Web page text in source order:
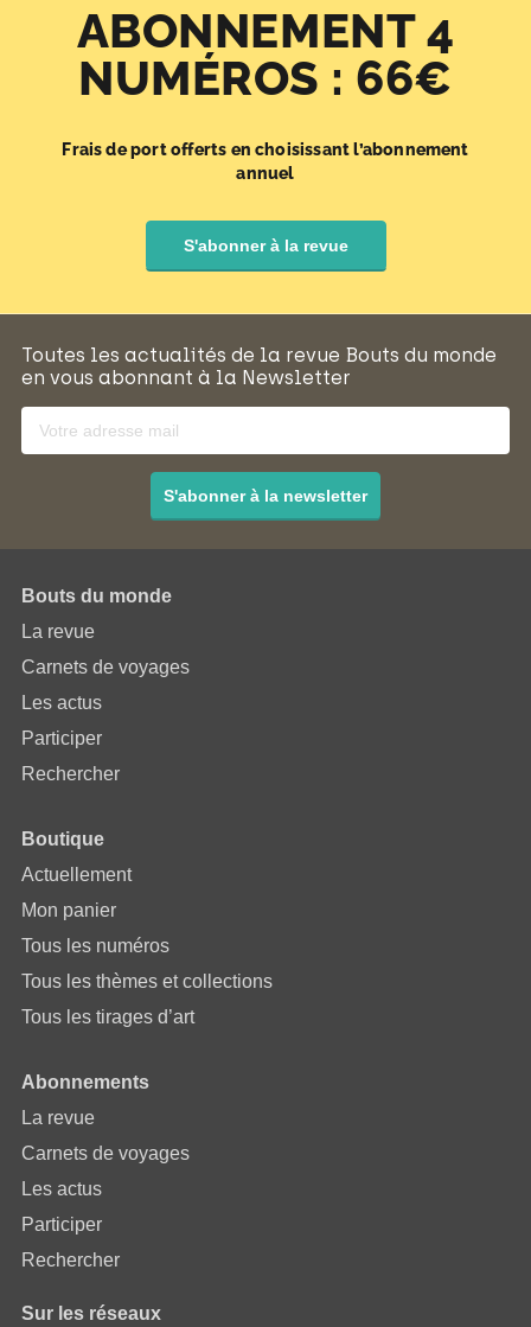
ABONNEMENT 4
NUMÉROS : 66€
Frais de port offerts en choisissant l’abonnement
annuel
S'abonner à la revue
Toutes les actualités de la revue Bouts du monde
en vous abonnant à la Newsletter
S'abonner à la newsletter
Bouts du monde
La revue
Carnets de voyages
Les actus
Participer
Rechercher
Boutique
Actuellement
Mon panier
Tous les numéros
Tous les thèmes et collections
Tous les tirages d’art
Abonnements
La revue
Carnets de voyages
Les actus
Participer
Rechercher
Sur les réseaux